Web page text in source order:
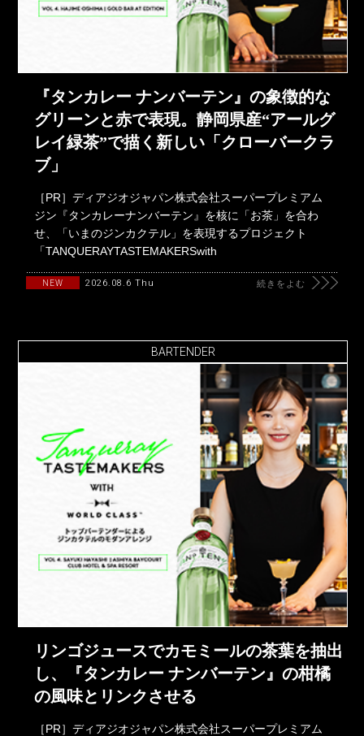
『タンカレー ナンバーテン』の象徴的な
グリーンと赤で表現。静岡県産“アールグ
レイ緑茶”で描く新しい「クローバークラ
ブ」
［PR］ディアジオジャパン株式会社スーパープレミアム
ジン『タンカレーナンバーテン』を核に「お茶」を合わ
せ、「いまのジンカクテル」を表現するプロジェクト
「TANQUERAYTASTEMAKERSwith
NEW 2026.08.6 Thu 続きをよむ
BARTENDER
リンゴジュースでカモミールの茶葉を抽出
し、『タンカレー ナンバーテン』の柑橘
の風味とリンクさせる
［PR］ディアジオジャパン株式会社スーパープレミアム